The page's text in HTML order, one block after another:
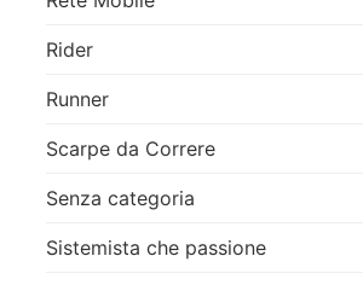
Rider
Runner
Scarpe da Correre
Senza categoria
Sistemista che passione